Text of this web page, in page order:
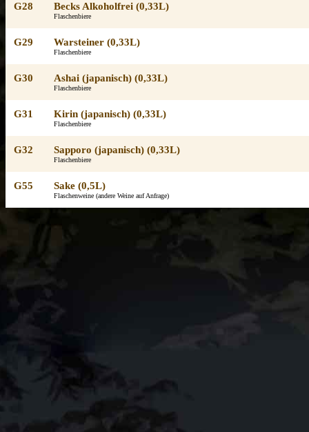
G28 Becks Alkoholfrei (0,33L)
Flaschenbiere
G29 Warsteiner (0,33L)
Flaschenbiere
G30 Ashai (japanisch) (0,33L)
Flaschenbiere
G31 Kirin (japanisch) (0,33L)
Flaschenbiere
G32 Sapporo (japanisch) (0,33L)
Flaschenbiere
G55 Sake (0,5L)
Flaschenweine (andere Weine auf Anfrage)